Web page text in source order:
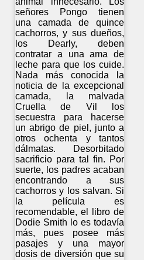
señores Pongo tienen
una camada de quince
cachorros, y sus dueños,
los Dearly, deben
contratar a una ama de
leche para que los cuide.
Nada más conocida la
noticia de la excepcional
camada, la malvada
Cruella de Vil los
secuestra para hacerse
un abrigo de piel, junto a
otros ochenta y tantos
dálmatas. Desorbitado
sacrificio para tal fin. Por
suerte, los padres acaban
encontrando a sus
cachorros y los salvan. Si
la película es
recomendable, el libro de
Dodie Smith lo es todavía
más, pues posee más
pasajes y una mayor
dosis de diversión que su